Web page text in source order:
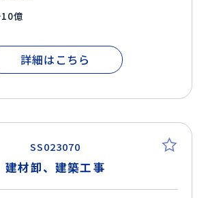
億
詳細はこちら
SS023070
建材卸、建築工事